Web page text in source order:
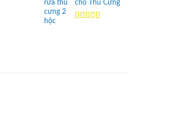
cho Thú Cưng